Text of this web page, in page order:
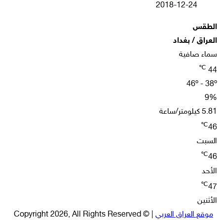
2018-12-24
الطقس
العراق / بغداد
سماء صافية
44
℃
46º - 38º
9%
5.81 كيلومتر/ساعة
46
℃
السبت
46
℃
الأحد
47
℃
الأثنين
موقع العراق العربي | © Copyright 2026, All Rights Reserved